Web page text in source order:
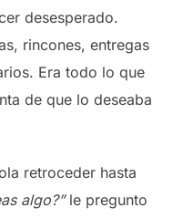
desesperado.
rincones, entregas
Era todo lo que
de que lo deseaba
retroceder hasta
algo?”le pregunto